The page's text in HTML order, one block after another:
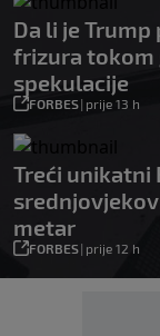
Da li je
frizura tokom
spekulacije
FORBES| prije 13 h
Treći unikatni
metar
FORBES| prije 12 h